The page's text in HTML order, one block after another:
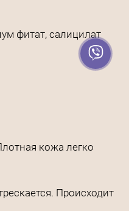
фитат, салицилат
кожа легко
Происходит